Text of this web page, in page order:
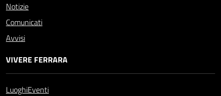
Notizie
Comunicati
Avvisi
VIVERE FERRARA
LuoghiEventi